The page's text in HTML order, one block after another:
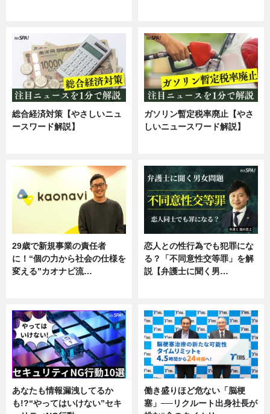
総合経済対策【やさしいニュ
ースワード解説】
ガソリン暫定税率廃止【やさ
しいニュースワード解説】
29歳で新規事業の責任者
に！“個の力から社会の仕様を
変える”カオナビ流…
恋人との性行為でも犯罪にな
る？「不同意性交等罪」を解
説【弁護士に聞く男…
あなたも情報漏洩してるか
も!?“やってはいけない”セキ
働き盛りほど危ない「脳梗
塞」──リクルート出身社長が